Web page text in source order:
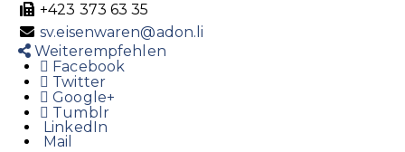
+423 373 63 35
sv.eisenwaren@adon.li
Weiterempfehlen
Facebook
Twitter
Google+
Tumblr
LinkedIn
Mail